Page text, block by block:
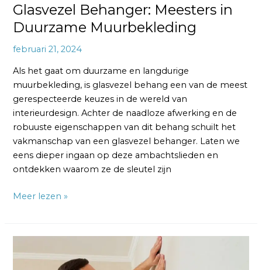
Glasvezel Behanger: Meesters in
Duurzame Muurbekleding
februari 21, 2024
Als het gaat om duurzame en langdurige
muurbekleding, is glasvezel behang een van de meest
gerespecteerde keuzes in de wereld van
interieurdesign. Achter de naadloze afwerking en de
robuuste eigenschappen van dit behang schuilt het
vakmanschap van een glasvezel behanger. Laten we
eens dieper ingaan op deze ambachtslieden en
ontdekken waarom ze de sleutel zijn
Meer lezen »
De